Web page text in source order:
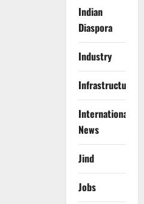
Indian
Diaspora
Industry
Infrastructure
International
News
Jind
Jobs